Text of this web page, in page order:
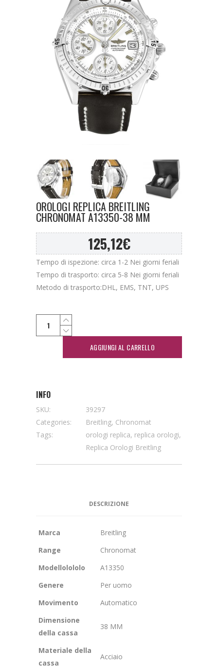
OROLOGI REPLICA BREITLING
CHRONOMAT A13350-38 MM
125,12€
Tempo di ispezione: circa 1-2 Nei giorni feriali
Tempo di trasporto: circa 5-8 Nei giorni feriali
Metodo di trasporto:DHL, EMS, TNT, UPS
AGGIUNGI AL CARRELLO
INFO
SKU:
39297
Categories:
Breitling, Chronomat
Tags:
orologi replica, replica orologi,
Replica Orologi Breitling
DESCRIZIONE
Marca
Breitling
Range
Chronomat
Modellolololo
A13350
Genere
Per uomo
Movimento
Automatico
Dimensione
della cassa
38 MM
Materiale della
cassa
Acciaio